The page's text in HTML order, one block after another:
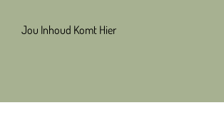
Jou Inhoud Komt Hier